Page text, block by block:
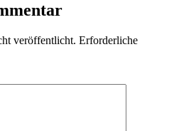
veröffentlicht. Erforderliche